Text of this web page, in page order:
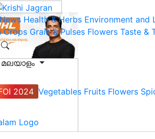
News Health & Herbs Environment and
Crops Grain & Pulses Flowers Taste &
മലയാളം
2024 Vegetables Fruits Flowers